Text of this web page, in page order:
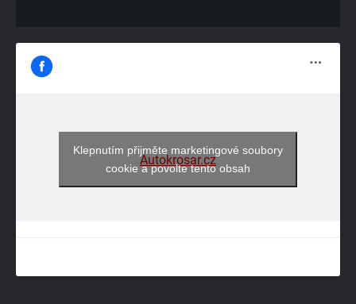
Autokrosar.cz
Klepnutím přijměte marketingové soubory
cookie a povolte tento obsah